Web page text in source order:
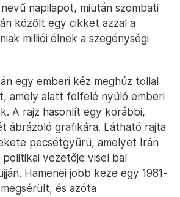
napilapot, miután szombati
közölt egy cikket azzal a
milliói élnek a szegénységi
egy emberi kéz meghúz tollal
amely alatt felfelé nyúló emberi
A rajz hasonlít egy korábbi,
ábrázoló grafikára. Látható rajta
pecsétgyűrű, amelyet Irán
vezetője visel bal
Hamenei jobb keze egy 1981-
és azóta